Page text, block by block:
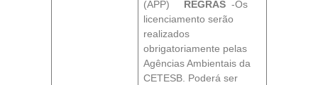
(APP) REGRAS -Os
licenciamento serão
realizados
obrigatoriamente pelas
Agências Ambientais da
CETESB. Poderá ser